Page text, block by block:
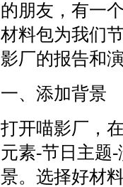
的朋友，有一
材料包为我们
影厂的报告和
一、添加背景
打开喵影厂，
元素-节日主题
景。选择好材